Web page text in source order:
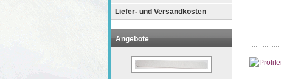
Liefer- und Versandkosten
Angebote